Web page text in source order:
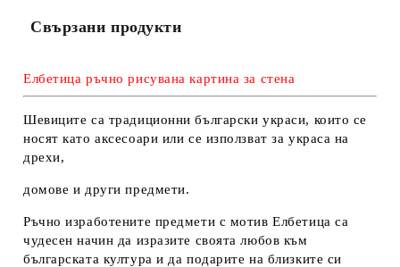
Свързани продукти
Елбетица ръчно рисувана картина за стена
Шевиците са традиционни български украси, които се
носят като аксесоари или се използват за украса на
дрехи,
домове и други предмети.
Ръчно изработените предмети с мотив Елбетица са
чудесен начин да изразите своята любов към
българската култура и да подарите на близките си